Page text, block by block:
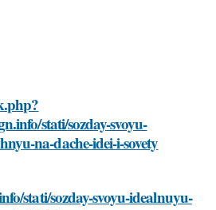
stati/sozday-svoyu-
na-dache-idei-i-sovety
stati/sozday-svoyu-idealnuyu-